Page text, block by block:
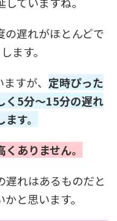
の遅れがほとんどで
ます。
すが、 定時ぴった
く5分～15分の遅れ
す。
ありません。
れはあるものだと
と思います。